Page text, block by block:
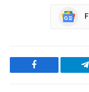
Facebook